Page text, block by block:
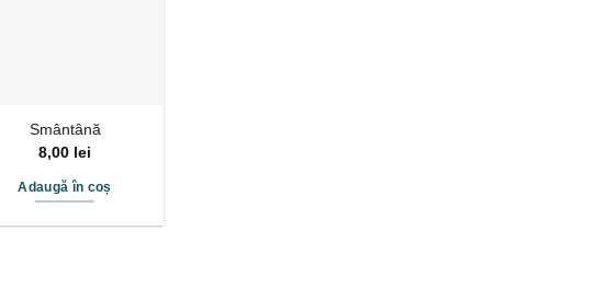
Smântână
8,00 lei
Adaugă în coș